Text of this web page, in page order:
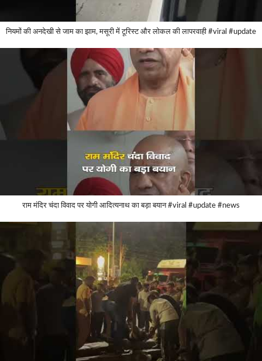
नियमों की अनदेखी से जाम का झाम, मसूरी में टूरिस्ट और लोकल की लापरवाही #viral #update
राम मंदिर चंदा विवाद पर योगी आदित्यनाथ का बड़ा बयान #viral #update #news